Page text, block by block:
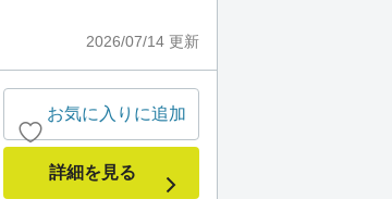
2026/07/14 更新
お気に入りに追加
詳細を見る